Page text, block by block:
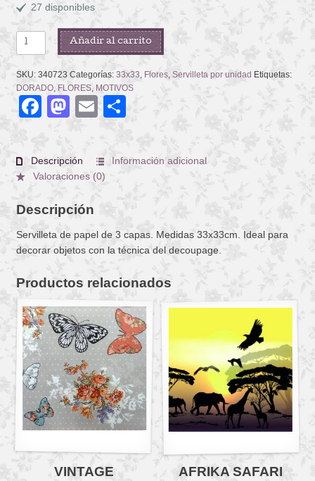
27 disponibles
ARABESQUE
WHITE
GOLD
cantidad
Añadir al carrito
SKU: 340723 Categorías: 33x33 Flores, Servilleta por unidad Etiquetas:
DORADO, FLORES, MOTIVOS
Facebook
Mastodon
Email
Descripción
Información adicional
Valoraciones (0)
Descripción
Servilleta de papel de 3 capas. Medidas 33x33cm. Ideal para
decorar objetos con la técnica del decoupage.
Productos relacionados
VINTAGE
AFRIKA SAFARI